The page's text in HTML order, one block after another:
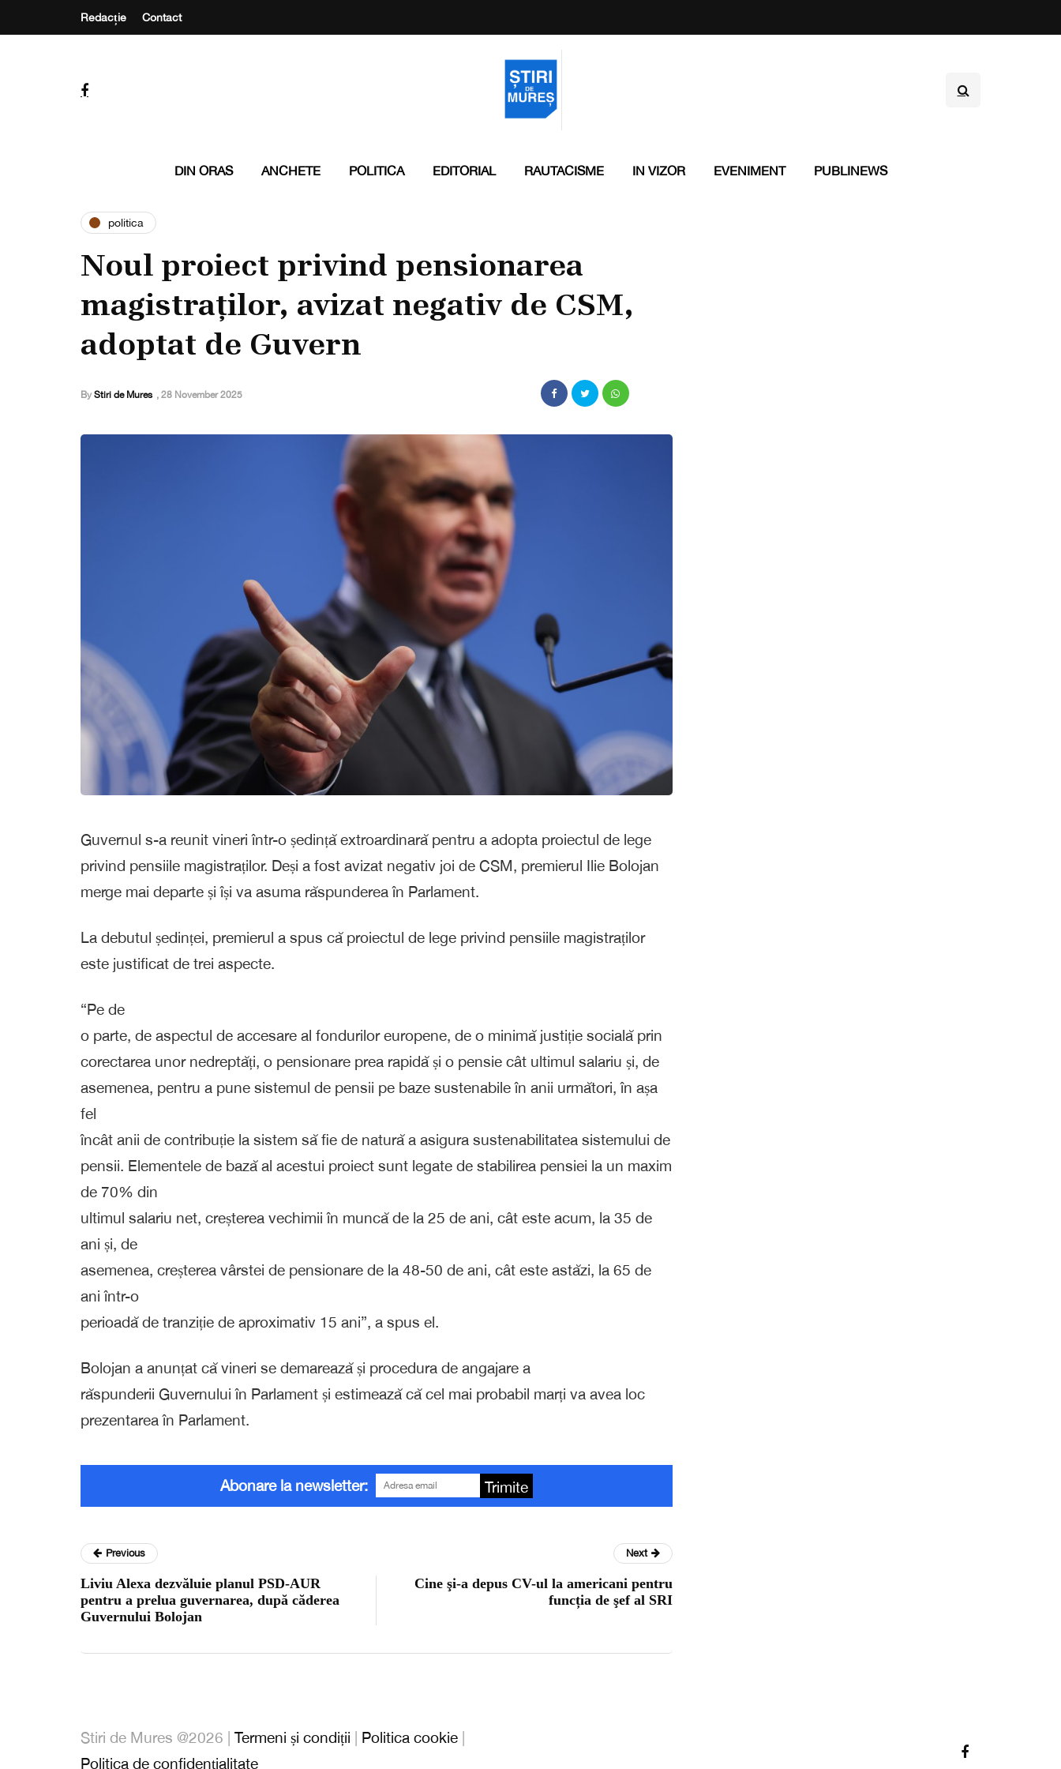
Redacție Contact
DIN ORAS ANCHETE POLITICA EDITORIAL RAUTACISME IN VIZOR EVENIMENT PUBLINEWS
politica
Noul proiect privind pensionarea
magistraților, avizat negativ de CSM,
adoptat de Guvern
By Stiri de Mures , 28 November 2025
Guvernul s-a reunit vineri într-o ședință extroardinară pentru a adopta proiectul de lege
privind pensiile magistraților. Deși a fost avizat negativ joi de CSM, premierul Ilie Bolojan
merge mai departe și își va asuma răspunderea în Parlament.
La debutul ședinței, premierul a spus că proiectul de lege privind pensiile magistraților
este justificat de trei aspecte.
“Pe de
o parte, de aspectul de accesare al fondurilor europene, de o minimă justiție socială prin
corectarea unor nedreptăți, o pensionare prea rapidă și o pensie cât ultimul salariu și, de
asemenea, pentru a pune sistemul de pensii pe baze sustenabile în anii următori, în așa
fel
încât anii de contribuție la sistem să fie de natură a asigura sustenabilitatea sistemului de
pensii. Elementele de bază al acestui proiect sunt legate de stabilirea pensiei la un maxim
de 70% din
ultimul salariu net, creșterea vechimii în muncă de la 25 de ani, cât este acum, la 35 de
ani și, de
asemenea, creșterea vârstei de pensionare de la 48-50 de ani, cât este astăzi, la 65 de
ani într-o
perioadă de tranziție de aproximativ 15 ani”, a spus el.
Bolojan a anunțat că vineri se demarează și procedura de angajare a
răspunderii Guvernului în Parlament și estimează că cel mai probabil marți va avea loc
prezentarea în Parlament.
Abonare la newsletter: Trimite
Previous
Liviu Alexa dezvăluie planul PSD-AUR
pentru a prelua guvernarea, după căderea
Guvernului Bolojan
Next
Cine şi-a depus CV-ul la americani pentru
funcția de şef al SRI
Stiri de Mures @2026 | Termeni și condiții | Politica cookie |
Politica de confidențialitate